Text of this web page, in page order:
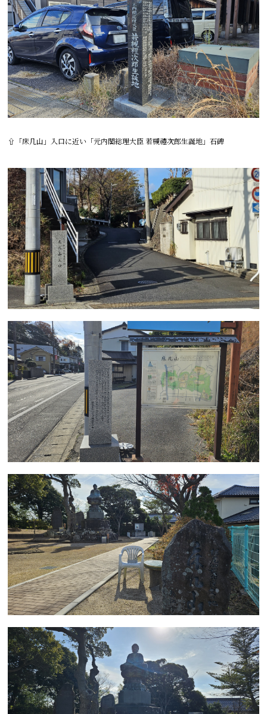
⇧「床几山」入口に近い「元内閣総理大臣 若槻禮次郎生誕地」石碑